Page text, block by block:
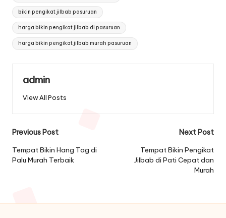
bikin pengikat jilbab pasuruan
harga bikin pengikat jilbab di pasuruan
harga bikin pengikat jilbab murah pasuruan
admin
View All Posts
Post
navigation
Previous Post
Tempat Bikin Hang Tag di
Palu Murah Terbaik
Next Post
Tempat Bikin Pengikat
Jilbab di Pati Cepat dan
Murah